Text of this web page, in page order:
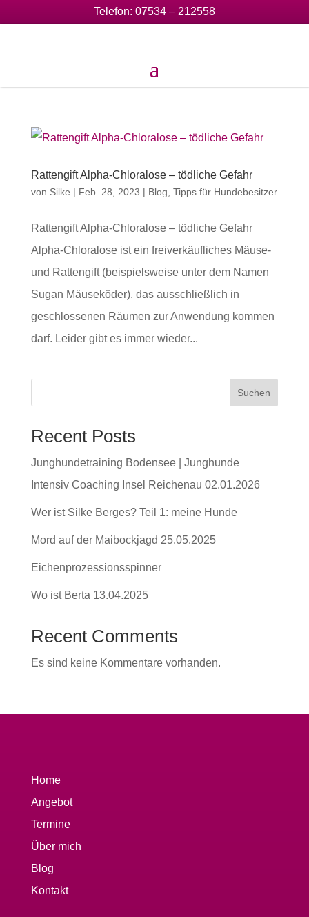
Telefon: 07534 – 212558
Rattengift Alpha-Chloralose – tödliche Gefahr
von Silke | Feb. 28, 2023 | Blog Tipps für Hundebesitzer
Rattengift Alpha-Chloralose – tödliche Gefahr
Alpha-Chloralose ist ein freiverkäufliches Mäuse-
und Rattengift (beispielsweise unter dem Namen
Sugan Mäuseköder), das ausschließlich in
geschlossenen Räumen zur Anwendung kommen
darf. Leider gibt es immer wieder...
Suchen
Recent Posts
Junghundetraining Bodensee | Junghunde
Intensiv Coaching Insel Reichenau 02.01.2026
Wer ist Silke Berges? Teil 1: meine Hunde
Mord auf der Maibockjagd 25.05.2025
Eichenprozessionsspinner
Wo ist Berta 13.04.2025
Recent Comments
Es sind keine Kommentare vorhanden.
Home
Angebot
Termine
Über mich
Blog
Kontakt